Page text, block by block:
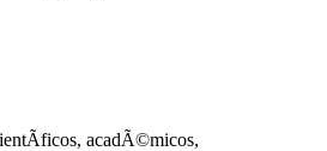
acadÃ©micos,